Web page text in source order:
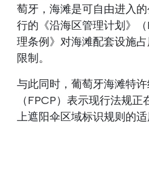
萄牙，海滩是可自由进入
行的《沿海区管理计划》
理条例》对海滩配套设施
限制。
与此同时，葡萄牙海滩特
（FPCP）表示现行法规
上遮阳伞区域标识规则的适